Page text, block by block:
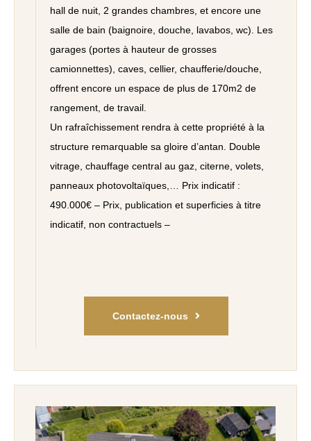
hall de nuit, 2 grandes chambres, et encore une
salle de bain (baignoire, douche, lavabos, wc). Les
garages (portes à hauteur de grosses
camionnettes), caves, cellier, chaufferie/douche,
offrent encore un espace de plus de 170m2 de
rangement, de travail.
Un rafraîchissement rendra à cette propriété à la
structure remarquable sa gloire d’antan. Double
vitrage, chauffage central au gaz, citerne, volets,
panneaux photovoltaïques,… Prix indicatif :
490.000€ – Prix, publication et superficies à titre
indicatif, non contractuels –
Contactez-nous